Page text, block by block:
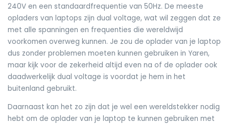
240V en een standaardfrequentie van 50Hz. De meeste
opladers van laptops zijn dual voltage, wat wil zeggen dat ze
met alle spanningen en frequenties die wereldwijd
voorkomen overweg kunnen. Je zou de oplader van je laptop
dus zonder problemen moeten kunnen gebruiken in Yaren,
maar kijk voor de zekerheid altijd even na of de oplader ook
daadwerkelijk dual voltage is voordat je hem in het
buitenland gebruikt.
Daarnaast kan het zo zijn dat je wel een wereldstekker nodig
hebt om de oplader van je laptop te kunnen gebruiken met